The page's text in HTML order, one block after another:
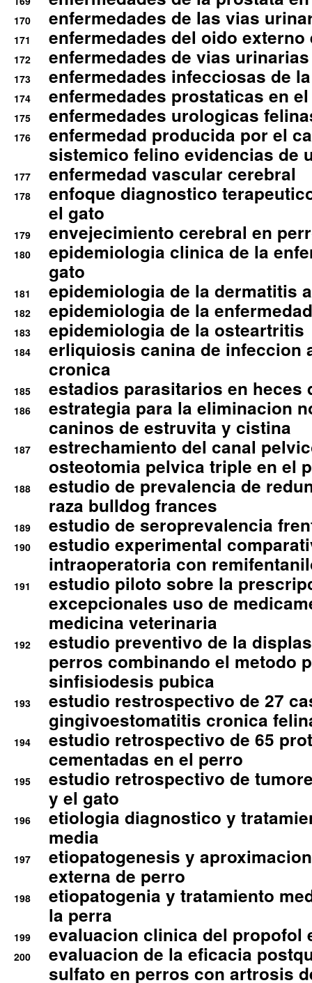
170 enfermedades de las vias
171 enfermedades del oido
172 enfermedades de vias
173 enfermedades infecciosas de
174 enfermedades prostaticas en
175 enfermedades urologicas
176
enfermedad producida por el
sistemico felino evidencias de
177 enfermedad vascular cerebral
178
enfoque diagnostico
el gato
179 envejecimiento cerebral en
180
epidemiologia clinica de la
gato
181 epidemiologia de la dermatitis
182 epidemiologia de la
183 epidemiologia de la osteartritis
184
erliquiosis canina de infeccion
cronica
185 estadios parasitarios en heces
186
estrategia para la eliminacion
caninos de estruvita y cistina
187
estrechamiento del canal
osteotomia pelvica triple en el
188
estudio de prevalencia de
raza bulldog frances
189 estudio de seroprevalencia
190
estudio experimental
intraoperatoria con
191
estudio piloto sobre la
excepcionales uso de
medicina veterinaria
192
estudio preventivo de la
perros combinando el metodo
sinfisiodesis pubica
193
estudio restrospectivo de 27
gingivoestomatitis cronica
194
estudio retrospectivo de 65
cementadas en el perro
195
estudio retrospectivo de
y el gato
196
etiologia diagnostico y
media
197
etiopatogenesis y
externa de perro
198
etiopatogenia y tratamiento
la perra
199 evaluacion clinica del propofol
200
evaluacion de la eficacia
sulfato en perros con artrosis